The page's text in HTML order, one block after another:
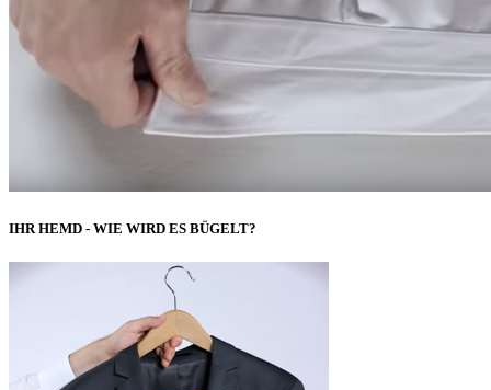
IHR HEMD - WIE WIRD ES BÜGELT?